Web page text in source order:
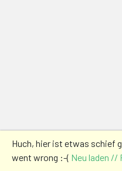
Huch, hier ist etwas schief
went wrong :-( Neu laden //